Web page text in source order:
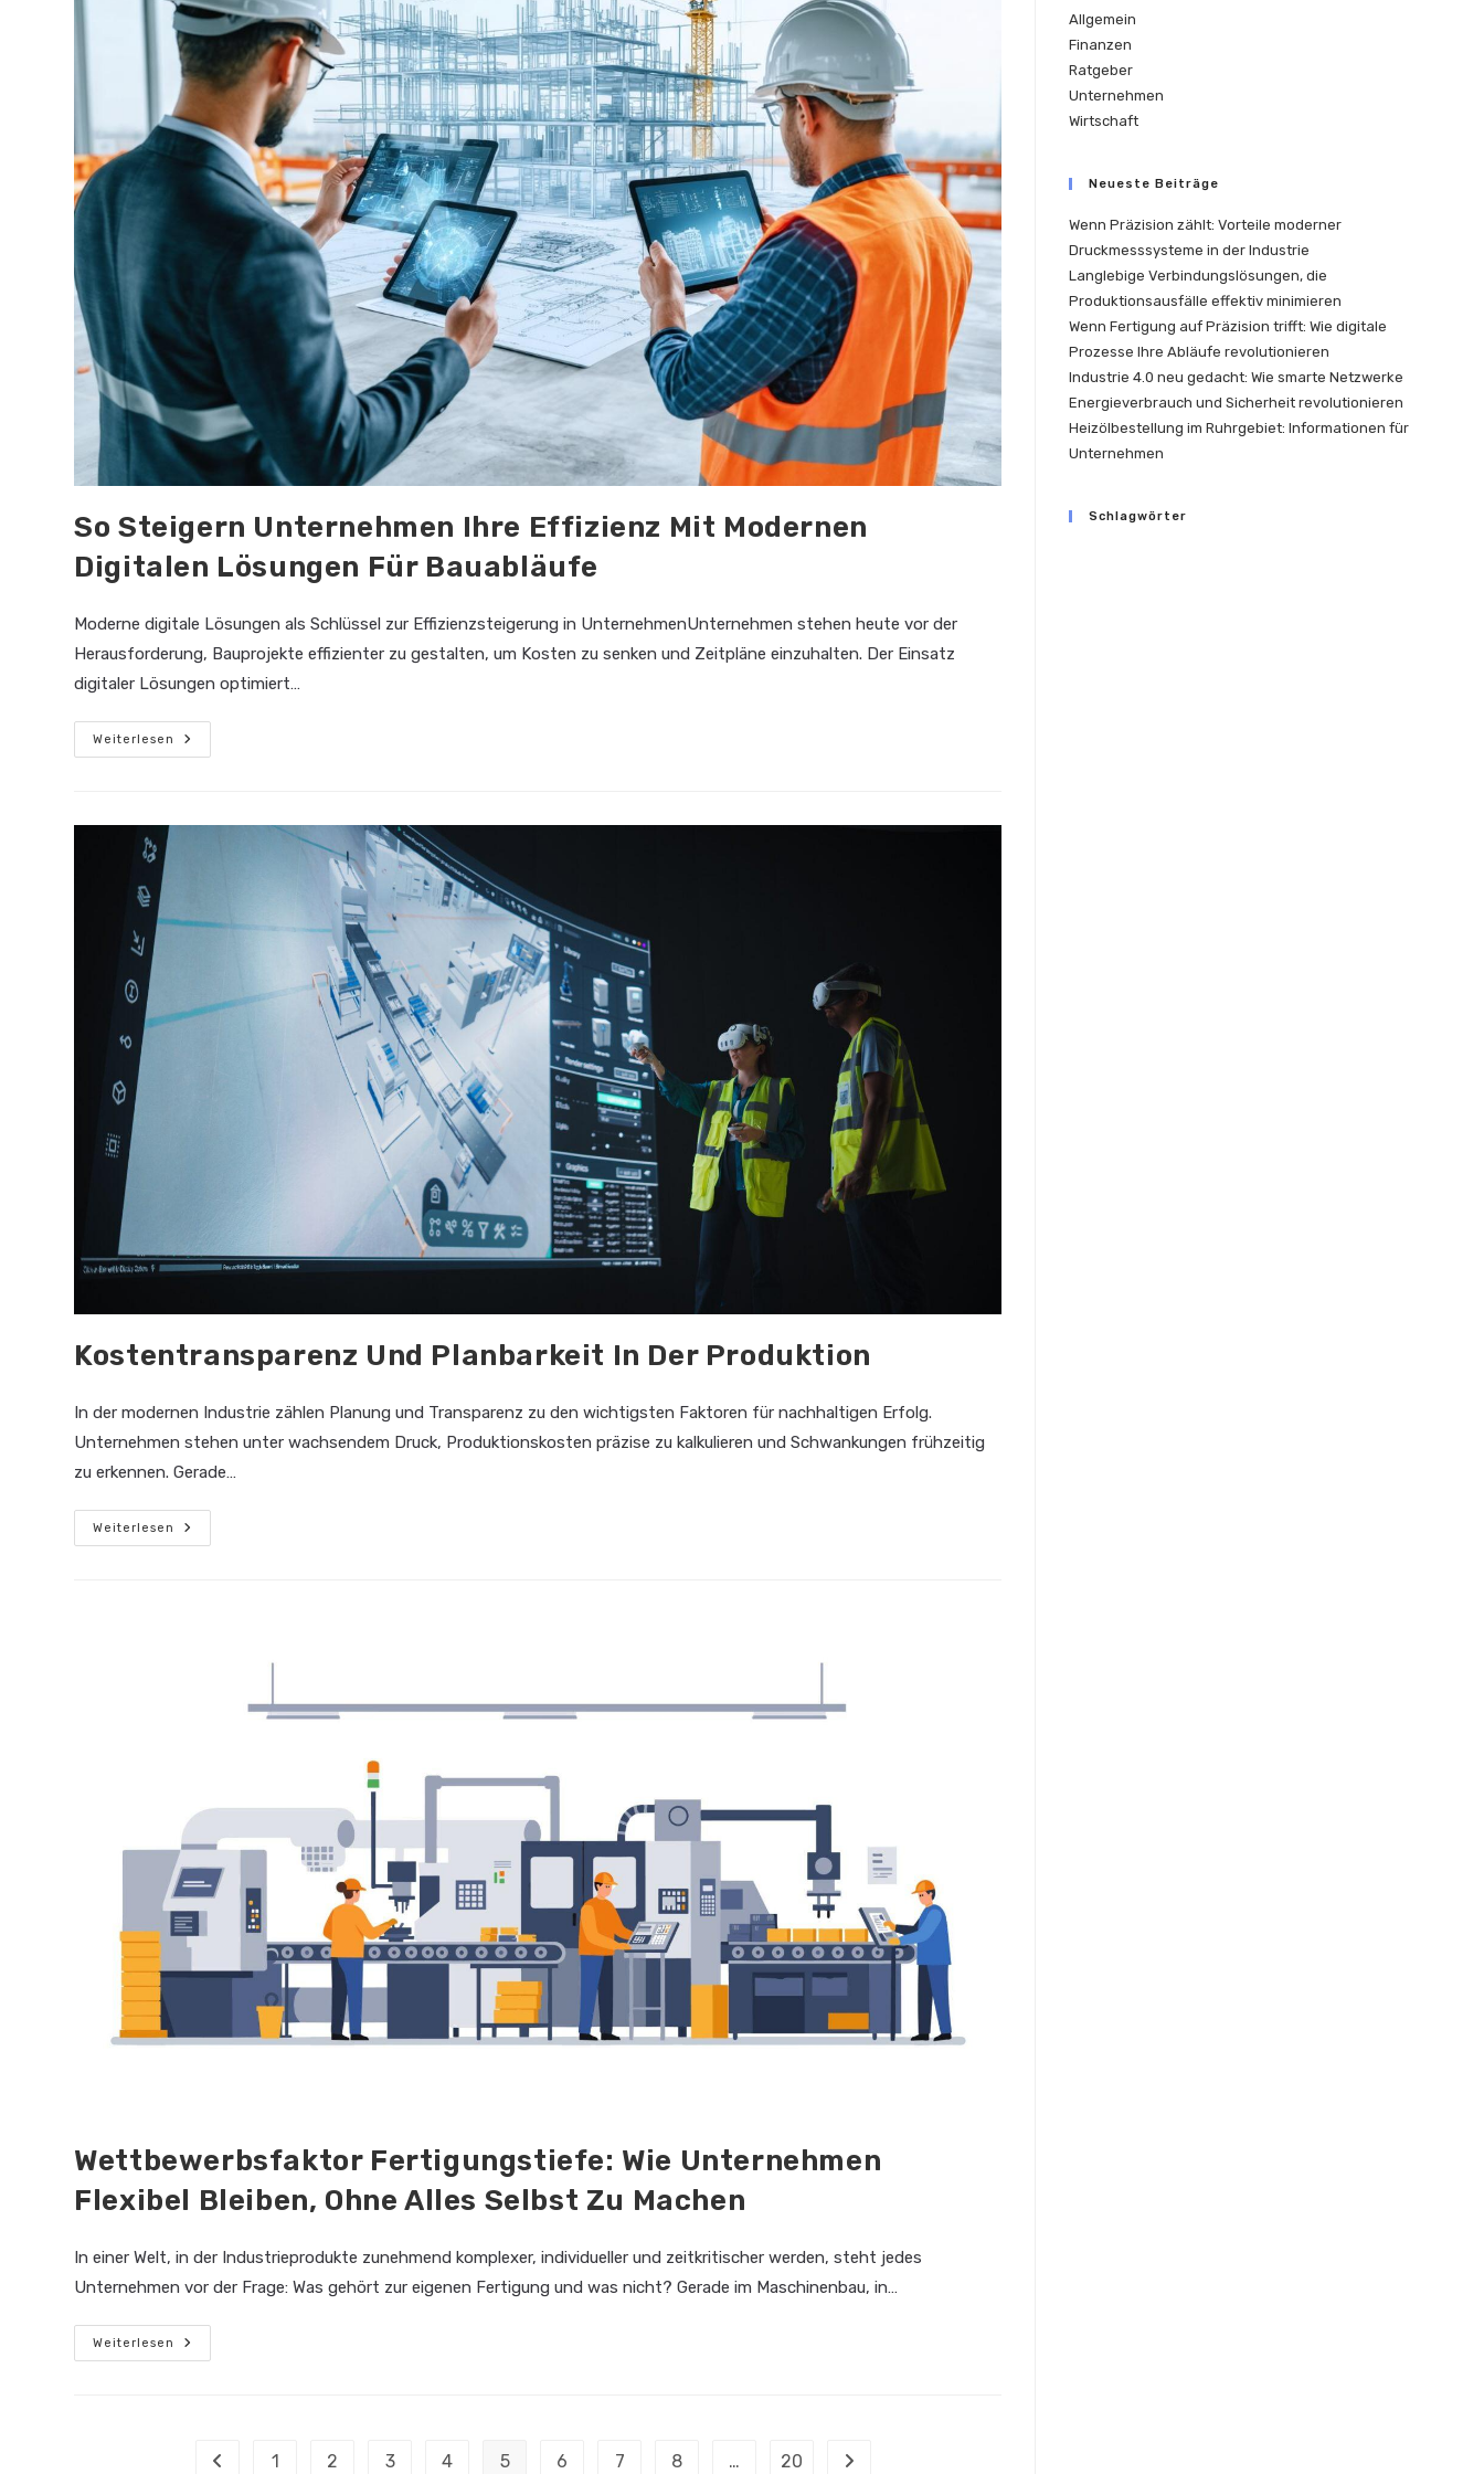
So Steigern Unternehmen Ihre Effizienz Mit Modernen
Digitalen Lösungen Für Bauabläufe
Moderne digitale Lösungen als Schlüssel zur Effizienzsteigerung in UnternehmenUnternehmen stehen heute vor der
Herausforderung, Bauprojekte effizienter zu gestalten, um Kosten zu senken und Zeitpläne einzuhalten. Der Einsatz
digitaler Lösungen optimiert…
Weiterlesen
So
Steigern
Kostentransparenz Und Planbarkeit In Der Produktion
In der modernen Industrie zählen Planung und Transparenz zu den wichtigsten Faktoren für nachhaltigen Erfolg.
Unternehmen stehen unter wachsendem Druck, Produktionskosten präzise zu kalkulieren und Schwankungen frühzeitig
zu erkennen. Gerade…
Weiterlesen
Kostentransparenz
Und
Wettbewerbsfaktor Fertigungstiefe: Wie Unternehmen
Flexibel Bleiben, Ohne Alles Selbst Zu Machen
In einer Welt, in der Industrieprodukte zunehmend komplexer, individueller und zeitkritischer werden, steht jedes
Unternehmen vor der Frage: Was gehört zur eigenen Fertigung und was nicht? Gerade im Maschinenbau, in…
Weiterlesen
Wettbewerbsfaktor
Fertigungstiefe:
SelbstZur vorherigen Seite
1 2 3 4 5 6 7 8 … 20 Zur nächsten Seite
Allgemein
Finanzen
Ratgeber
Unternehmen
Wirtschaft
Neueste Beiträge
Wenn Präzision zählt: Vorteile moderner
Druckmesssysteme in der Industrie
Langlebige Verbindungslösungen, die
Produktionsausfälle effektiv minimieren
Wenn Fertigung auf Präzision trifft: Wie digitale
Prozesse Ihre Abläufe revolutionieren
Industrie 4.0 neu gedacht: Wie smarte Netzwerke
Energieverbrauch und Sicherheit revolutionieren
Heizölbestellung im Ruhrgebiet: Informationen für
Unternehmen
Schlagwörter